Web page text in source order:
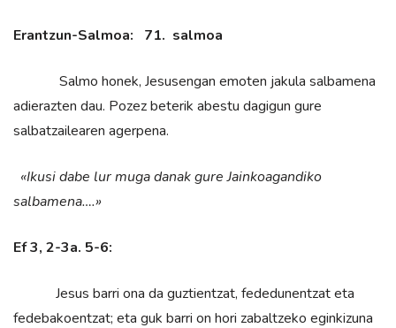
Erantzun-Salmoa: 71. salmoa
Salmo honek, Jesusengan emoten jakula salbamena
adierazten dau. Pozez beterik abestu dagigun gure
salbatzailearen agerpena.
«Ikusi dabe lur muga danak gure Jainkoagandiko
salbamena….»
Ef 3, 2-3a. 5-6:
Jesus barri ona da guztientzat, fededunentzat eta
fedebakoentzat; eta guk barri on hori zabaltzeko eginkizuna